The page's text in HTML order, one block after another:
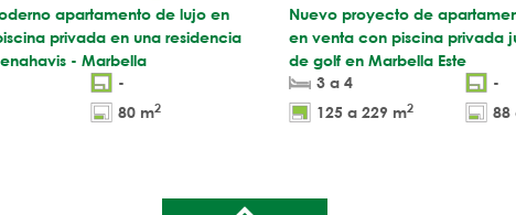
apartamento de lujo en
privada en una residencia
- Marbella
-
80 m2
Nuevo proyecto de
en venta con piscina privada
de golf en Marbella Este
3 a 4
-
125 a 229 m2 88